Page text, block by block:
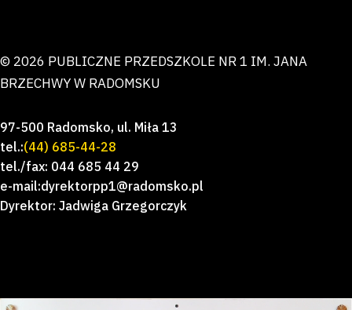
© 2026 PUBLICZNE PRZEDSZKOLE NR 1 IM. JANA
BRZECHWY W RADOMSKU
97-500 Radomsko, ul. Miła 13
tel.:(44) 685-44-28
tel./fax: 044 685 44 29
e-mail:dyrektorpp1@radomsko.pl
Dyrektor: Jadwiga Grzegorczyk